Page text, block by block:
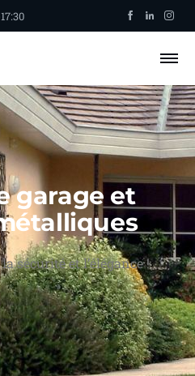
garage et
sécurité et l’élégance !